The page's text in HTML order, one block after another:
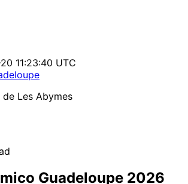
11:23:40 UTC
Les Abymes
Guadeloupe 2026